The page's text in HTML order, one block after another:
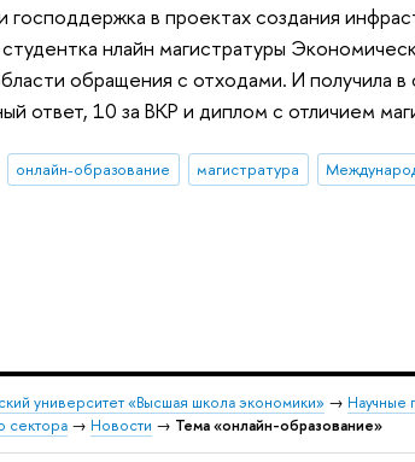
господдержка в проектах создания
нлайн магистратуры
обращения с отходами. И получила
ответ, 10 за ВКР и диплом с отличием
онлайн-образование магистратура
университет «Высшая школа экономики» → Научные
сектора → Новости → Тема «онлайн-образование»